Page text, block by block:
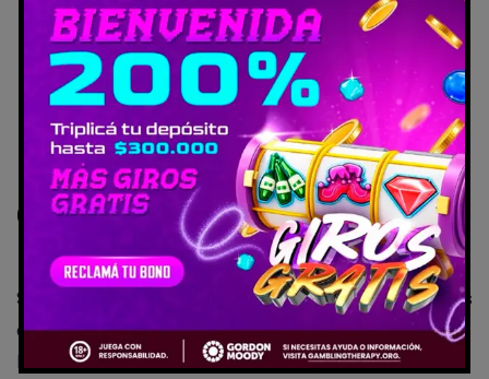
con drenaje al 2-3%.
Estructura y suelo: Cristales templados de 12mm,
césped artificial con arena sílice.
Iluminación e inauguración: LED a 500 lux; afíliate a
FIP y usa software de reservas.
Consejos prácticos para
invertir en pádel emergente
Si estás pensando en meterte en esto, te doy tips directos
de lo que he aprendido hablando con expertos como Alex
Ponseti del Padel World Summit. Enfócate en